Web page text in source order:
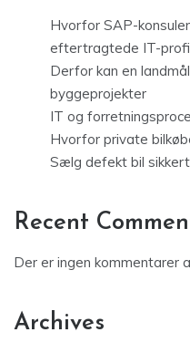
Hvorfor SAP-
eftertragtede IT-
Derfor kan en
byggeprojekter
IT og
Hvorfor private
Sælg defekt bil
Recent
Der er ingen kommentarer
Archives